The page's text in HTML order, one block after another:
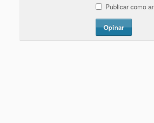
Publicar como
Opinar